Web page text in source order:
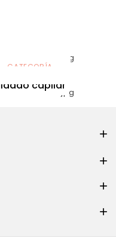
CATEGORÍA
Solarescapilar



